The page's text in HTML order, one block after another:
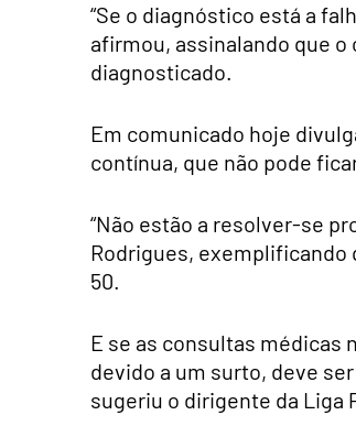
“Se o diagnóstico está a
afirmou, assinalando que
diagnosticado.
Em comunicado hoje
contínua, que não pode
“Não estão a resolver-se
Rodrigues, exemplificando
50.
E se as consultas médicas
devido a um surto, deve
sugeriu o dirigente da Liga